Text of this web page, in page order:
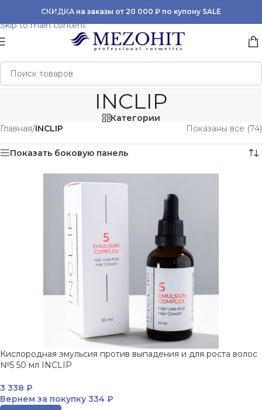
Skip to navigation
Skip to main content
СКИДКА на заказы от 20 000 ₽ по купону SALE
INCLIP
Категории
Главная/INCLIP Показаны все (74)
Показать боковую панель
Кислородная эмульсия против выпадения и для роста волос
№5 50 мл INCLIP
3 338 ₽
Вернем за покупку 334 ₽